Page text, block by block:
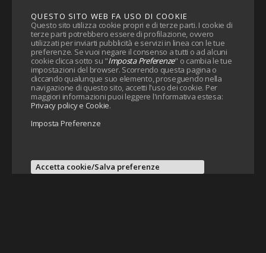
QUESTO SITO WEB FA USO DI COOKIE
Questo sito utilizza cookie propri e di terze parti. I cookie di
terze parti potrebbero essere di profilazione, ovvero
utilizzati per inviarti pubblicità e servizi in linea con le tue
preferenze. Se vuoi negare il consenso a tutti o ad alcuni
cookie clicca sotto su "Imposta Preferenze" o cambia le tue
impostazioni del browser. Scorrendo questa pagina o
cliccando qualunque suo elemento, proseguendo nella
navigazione di questo sito, accetti l'uso dei cookie. Per
maggiori informazioni puoi leggere l'informativa estesa:
Privacy policy e Cookie.
Imposta Preferenze
Accetta cookie/Salva preferenze